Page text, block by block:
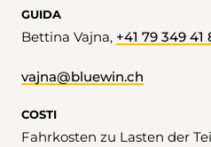
GUIDA
Bettina Vajna, +41 79 349 41
vajna@bluewin.ch
COSTI
Fahrkosten zu Lasten der